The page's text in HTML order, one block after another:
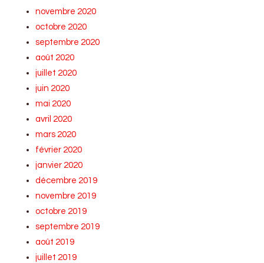
novembre 2020
octobre 2020
septembre 2020
août 2020
juillet 2020
juin 2020
mai 2020
avril 2020
mars 2020
février 2020
janvier 2020
décembre 2019
novembre 2019
octobre 2019
septembre 2019
août 2019
juillet 2019